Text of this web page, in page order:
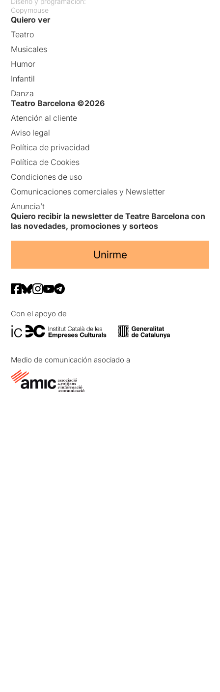
Copymouse
Quiero ver
Teatro
Musicales
Humor
Infantil
Danza
Teatro Barcelona ©2026
Atención al cliente
Aviso legal
Política de privacidad
Política de Cookies
Condiciones de uso
Comunicaciones comerciales y Newsletter
Anuncia’t
Quiero recibir la newsletter de Teatre Barcelona con
las novedades, promociones y sorteos
Unirme
Con el apoyo de
Medio de comunicación asociado a